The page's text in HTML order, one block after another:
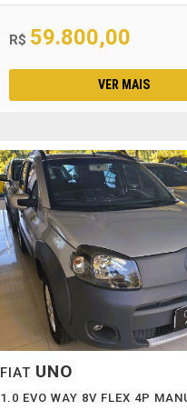
R$ 59.800,00
VER MAIS
FIAT UNO
1.0 EVO WAY 8V FLEX 4P